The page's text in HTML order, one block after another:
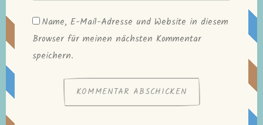
Name, E-Mail-Adresse und Website in diesem
Browser für meinen nächsten Kommentar
speichern.